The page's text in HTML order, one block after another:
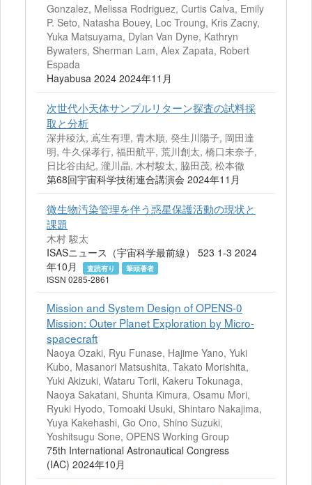
Gonzalez, Melissa Rodriguez, Curtis Calva, Emily
P. Seto, Natasha Bouey, Loc Troung, Kris Zacny,
Yuka Matsuyama, Dylan Van Dyne, Kathryn
Bywaters, Sherman Lam, Alex Zapata, Robert
Espada
Hayabusa 2024 2024年11月
次世代小天体サンプルリターン探査の試料採
取と分析
深井稜汰, 嶌生有理, 青木順, 癸生川陽子, 岡田達
明, 牛久保孝行, 福田航平, 荒川創太, 橋口未奈子,
日比谷由紀, 瀧川晶, 木村駿太, 脇田茂, 松本徹
第68回宇宙科学技術連合講演会 2024年11月
微生物汚染管理を伴う惑星保護活動の現状と
課題
木村 駿太
ISASニュース（宇宙科学最前線） 523 1-3 2024
年10月
査読有り 筆頭著者
ISSN 0285-2861
Mission and System Design of OPENS-0
Mission: Outer Planet Exploration by Micro-
spacecraft
Naoya Ozaki, Ryu Funase, Hajime Yano, Yuki
Kubo, Masanori Matsushita, Takato Morishita,
Yuki Akizuki, Wataru Torii, Kakeru Tokunaga,
Naoya Sakatani, Shunta Kimura, Osamu Mori,
Ryuki Hyodo, Tomoaki Usuki, Shintaro Nakajima,
Yuya Kakehashi, Go Ono, Shino Suzuki,
Yoshitsugu Sone, OPENS Working Group
75th International Astronautical Congress
(IAC) 2024年10月